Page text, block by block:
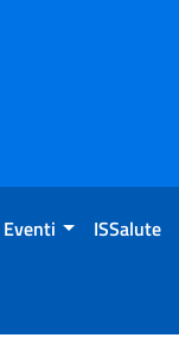
Eventi ISSalute